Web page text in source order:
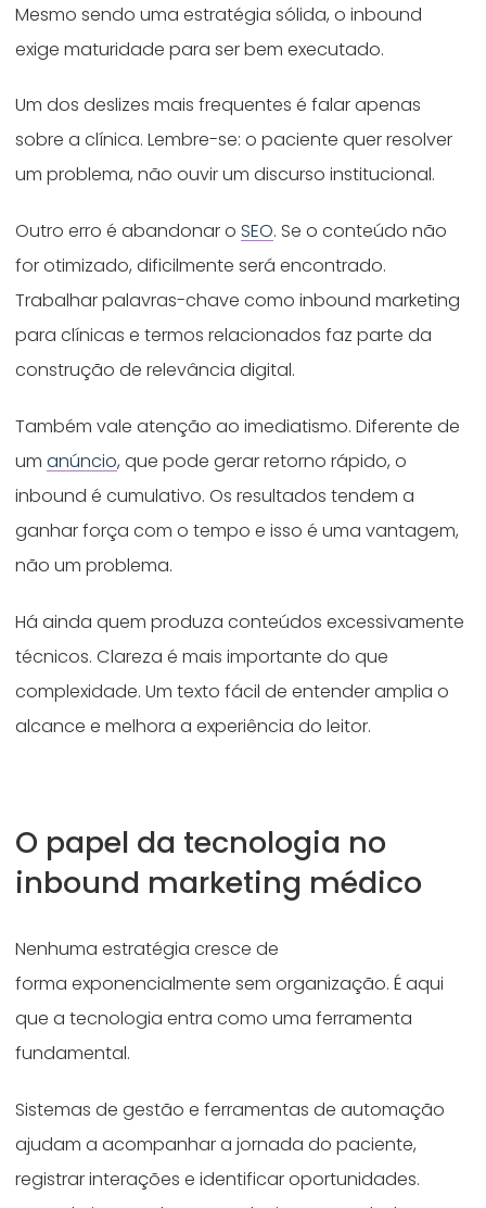
Mesmo sendo uma estratégia sólida, o inbound
exige maturidade para ser bem executado.
Um dos deslizes mais frequentes é falar apenas
sobre a clínica. Lembre-se: o paciente quer resolver
um problema, não ouvir um discurso institucional.
Outro erro é abandonar oSEO. Se o conteúdo não
for otimizado, dificilmente será encontrado.
Trabalhar palavras-chave como inbound marketing
para clínicas e termos relacionados faz parte da
construção de relevância digital.
Também vale atenção ao imediatismo. Diferente de
umanúncio, que pode gerar retorno rápido, o
inbound é cumulativo. Os resultados tendem a
ganhar força com o tempo e isso é uma vantagem,
não um problema.
Há ainda quem produza conteúdos excessivamente
técnicos. Clareza é mais importante do que
complexidade. Um texto fácil de entender amplia o
alcance e melhora a experiência do leitor.
O papel da tecnologia no
inbound marketing médico
Nenhuma estratégia cresce de
forma exponencialmente sem organização. É aqui
que a tecnologia entra como uma ferramenta
fundamental.
Sistemas de gestão e ferramentas de automação
ajudam a acompanhar a jornada do paciente,
registrar interações e identificar oportunidades.